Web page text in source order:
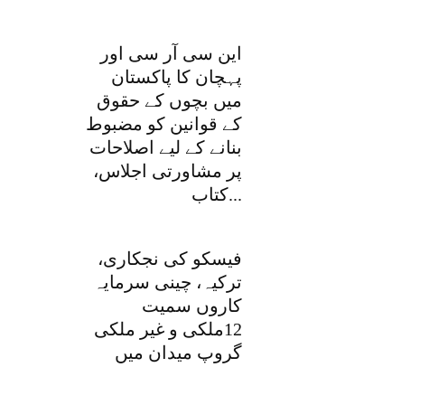
این سی آر سی اور
پہچان کا پاکستان
میں بچوں کے حقوق
کے قوانین کو مضبوط
بنانے کے لیے اصلاحات
پر مشاورتی اجلاس،
کتاب...
فیسکو کی نجکاری،
ترکیہ، چینی سرمایہ
کاروں سمیت
12ملکی و غیر ملکی
گروپ میدان میں